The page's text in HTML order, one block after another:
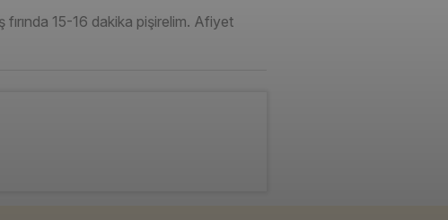
fırında 15-16 dakika pişirelim. Afiyet